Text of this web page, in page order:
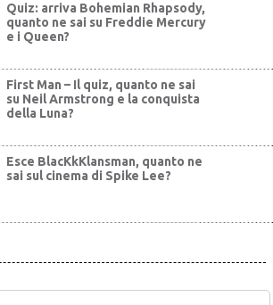
Quiz: arriva Bohemian Rhapsody,
quanto ne sai su Freddie Mercury
e i Queen?
First Man – Il quiz, quanto ne sai
su Neil Armstrong e la conquista
della Luna?
Esce BlacKkKlansman, quanto ne
sai sul cinema di Spike Lee?